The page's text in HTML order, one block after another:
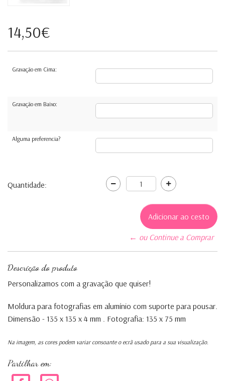
14,50€
Gravação em Cima:
Gravação em Baixo:
Alguma preferencia?
Quantidade:
← ou Continue a Comprar
Descrição do produto
Personalizamos com a gravação que quiser!
Moldura para fotografias em alumínio com suporte para pousar.
Dimensão - 135 x 135 x 4 mm . Fotografia: 135 x 75 mm
Na imagem, as cores podem variar consoante o ecrã usado para a sua visualização.
Partilhar em: